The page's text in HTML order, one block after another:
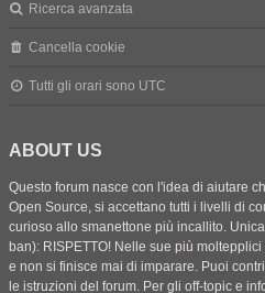
Ricerca avanzata
Cancella cookie
Tutti gli orari sono UTC
ABOUT US
Questo forum nasce con l'idea di aiutare
Open Source, si accettano tutti i livelli di
curioso allo smanettone più incallito.
ban): RISPETTO! Nelle sue più
e non si finisce mai di imparare. Puoi
le istruzioni del forum. Per gli off-topic e